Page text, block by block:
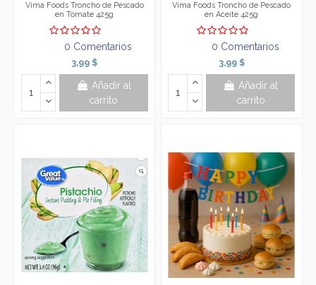
Vima Foods Troncho de Pescado
en Tomate 425g
0 Comentarios
3,99 $
Añadir al
carrito
Vima Foods Troncho de Pescado
en Aceite 425g
0 Comentarios
3,99 $
Añadir al
carrito